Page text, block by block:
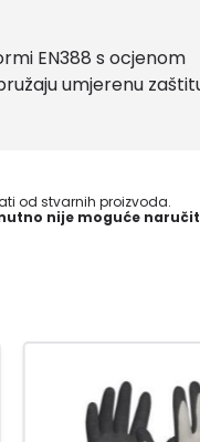
EN388 s ocjenom
umjerenu
od stvarnih proizvoda.
nije moguće